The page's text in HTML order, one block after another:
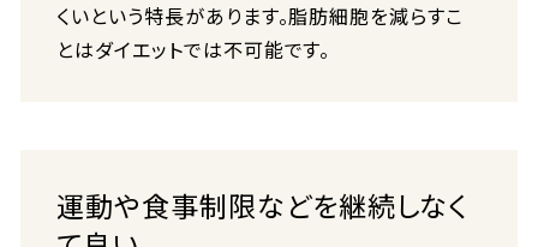
くいという特長があります。脂肪細胞を減らすこ
とはダイエットでは不可能です。
運動や食事制限などを継続しなく